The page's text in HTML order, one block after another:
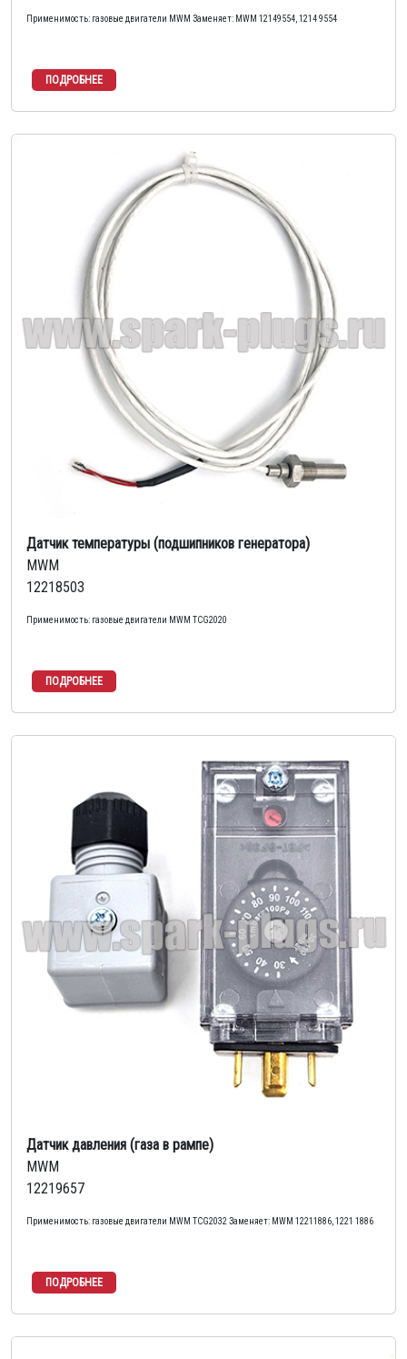
Применимость: газовые двигатели MWM Заменяет: MWM 12149554, 1214 9554
Датчик температуры (подшипников генератора)
MWM
12218503
Применимость: газовые двигатели MWM TCG2020
Датчик давления (газа в рампе)
MWM
12219657
Применимость: газовые двигатели MWM TCG2032 Заменяет: MWM 12211886, 1221 1886